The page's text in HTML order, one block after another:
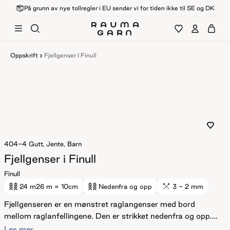
På grunn av nye tollregler i EU sender vi for tiden ikke til SE og DK
Oppskrift Fjellgenser I Finull
404-4 Gutt, Jente, Barn
Fjellgenser i Finull
Finull
24 m26 m = 10cm Nedenfra og opp 3 - 2 mm
Fjellgenseren er en mønstret raglangenser med bord
mellom raglanfellingene. Den er strikket nedenfra og opp.
Til de aller minste barna har vi lagt inn en splitt bak i